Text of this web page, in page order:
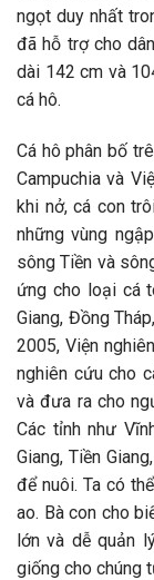
ngọt duy nhất
đã hỗ trợ cho
dài 142 cm và
cá hô.
Cá hô phân bố
Campuchia và
khi nở, cá con
những vùng
sông Tiền và
ứng cho loại cá
Giang, Đồng
2005, Viện
nghiên cứu cho
và đưa ra cho
Các tỉnh như
Giang, Tiền
để nuôi. Ta có
ao. Bà con cho
lớn và dễ quản
giống cho chúng